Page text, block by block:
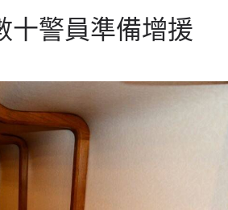
十警員準備增援